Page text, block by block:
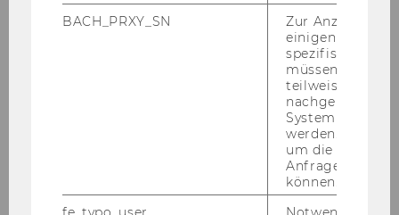
o. Univ.Prof. Dr. Josef Mazanec
Institut für Tourismus und
Univ.Prof. Dr. Sebastian Kummer
Institut für Transportwirtschaft
BACH_PRXY_SN
Zur Anzeige von
einigen WU-
spezifischen
müssen
teilweise von
nachgelagerten
System
werden.
um die Antwort
Anfrage
können.